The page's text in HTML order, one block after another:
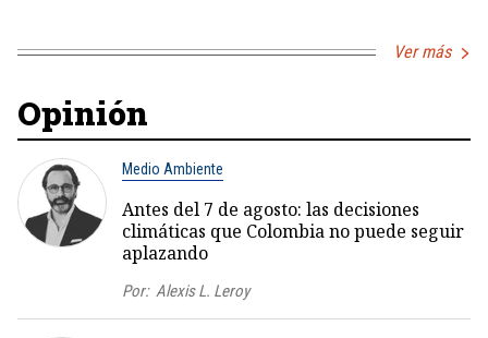
Ver más
Opinión
Medio Ambiente
Antes del 7 de agosto: las decisiones
climáticas que Colombia no puede seguir
aplazando
Por: Alexis L. Leroy